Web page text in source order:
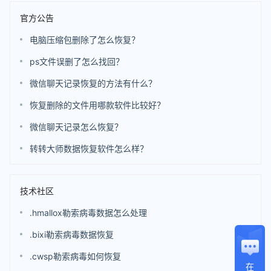
官方公告
电脑压缩包删除了怎么恢复？
ps文件误删了怎么找回？
微信聊天记录恢复的方法有什么？
恢复删除的文件用哪款软件比较好？
微信聊天记录怎么恢复？
转转大师数据恢复软件怎么样？
技术社区
.hmallox勒索病毒数据怎么处理
.bixi勒索病毒数据恢复
.cwsp勒索病毒如何恢复
在